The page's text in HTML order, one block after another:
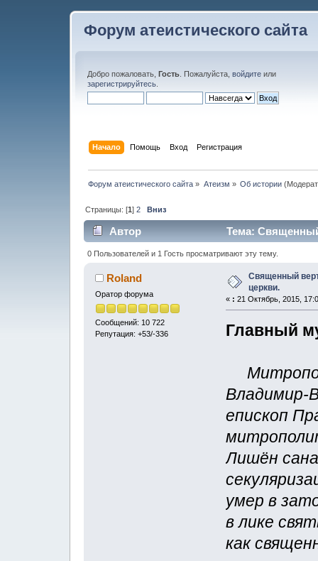
Форум атеистического сайта
Добро пожаловать, Гость . Пожалуйста, войдите или
зарегистрируйтесь
Начало Помощь Вход Регистрация
Форум атеистического сайта » Атеизм » Об истории
Страницы: [1]2 Вниз
Автор
Тема:
11876 раз)
0 Пользователей и 1 Гость просматривают эту тему.
Roland
Оратор форума
Сообщений: 10 722
Репутация: +53/-336
Священный
церкви.
« : 21 Октябрь, 2015,
Главный
Владимир-
епископ
Лишён
умер в
в лике
как